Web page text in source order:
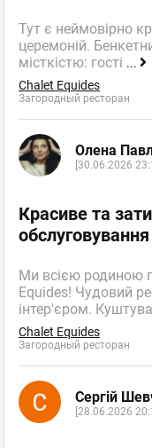
Тут є неймовірно
церемоній.
місткістю: гості ...
Chalet Equides
Загородный ресторан
Олена
[30.06.2026
Красиве та
обслуговування
Ми всією родиною
Equides! Чудовий
інтер'єром.
Chalet Equides
Загородный ресторан
Сергій
[28.06.2026